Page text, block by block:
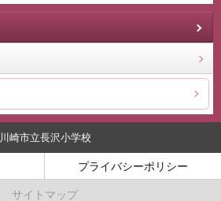
川崎市立長沢小学校
プライバシーポリシー
サイトマップ